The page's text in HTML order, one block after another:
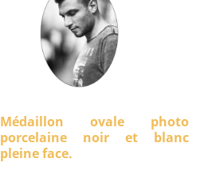
Médaillon ovale photo
porcelaine noir et blanc
pleine face.